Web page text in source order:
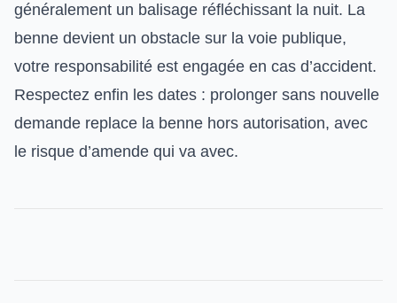
généralement un balisage réfléchissant la nuit. La
benne devient un obstacle sur la voie publique,
votre responsabilité est engagée en cas d’accident.
Respectez enfin les dates : prolonger sans nouvelle
demande replace la benne hors autorisation, avec
le risque d’amende qui va avec.